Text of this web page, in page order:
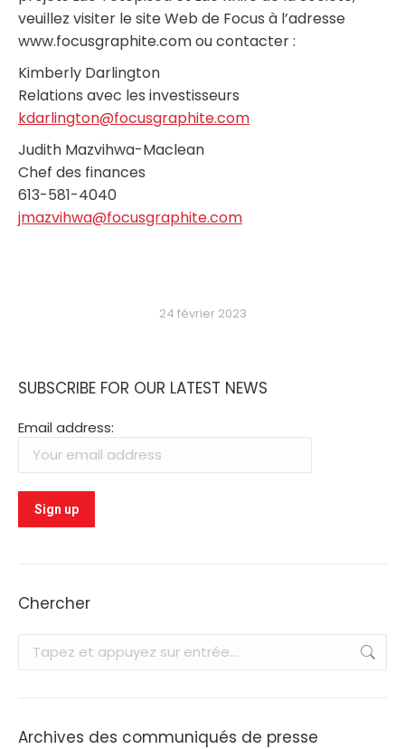
veuillez visiter le site Web de Focus à l’adresse
www.focusgraphite.com ou contacter :
Kimberly Darlington
Relations avec les investisseurs
kdarlington@focusgraphite.com
Judith Mazvihwa-Maclean
Chef des finances
613-581-4040
jmazvihwa@focusgraphite.com
24 février 2023
SUBSCRIBE FOR OUR LATEST NEWS
Email address:
Chercher
Archives des communiqués de presse